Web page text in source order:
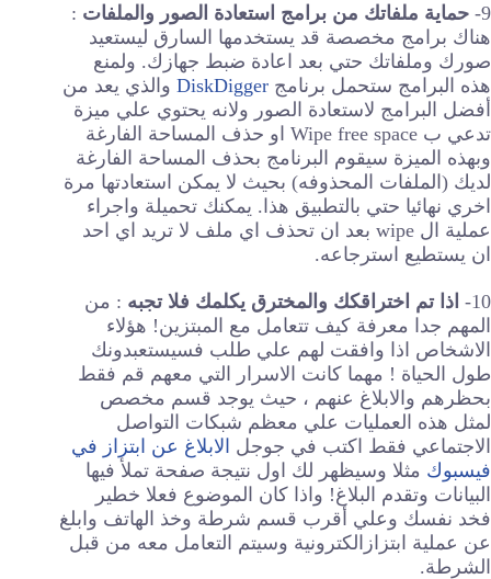
9- حماية ملفاتك من برامج استعادة الصور والملفات :
هناك برامج مخصصة قد يستخدمها السارق ليستعيد
صورك وملفاتك حتي بعد اعادة ضبط جهازك. ولمنع
هذه البرامج ستحمل برنامج DiskDigger والذي يعد من
أفضل البرامج لاستعادة الصور ولانه يحتوي علي ميزة
تدعي ب Wipe free space او حذف المساحة الفارغة
وبهذه الميزة سيقوم البرنامج بحذف المساحة الفارغة
لديك (الملفات المحذوفه) بحيث لا يمكن استعادتها مرة
اخري نهائيا حتي بالتطبيق هذا. يمكنك تحميلة واجراء
عملية ال wipe بعد ان تحذف اي ملف لا تريد اي احد
ان يستطيع استرجاعه.
10- اذا تم اختراقكك والمخترق يكلمك فلا تجبه : من
المهم جدا معرفة كيف تتعامل مع المبتزين! هؤلاء
الاشخاص اذا وافقت لهم علي طلب فسيستعبدونك
طول الحياة ! مهما كانت الاسرار التي معهم قم فقط
بحظرهم والابلاغ عنهم ، حيث يوجد قسم مخصص
لمثل هذه العمليات علي معظم شبكات التواصل
الاجتماعي فقط اكتب في جوجل الابلاغ عن ابتزاز في
فيسبوك مثلا وسيظهر لك اول نتيجة صفحة تملأ فيها
البيانات وتقدم البلاغ! واذا كان الموضوع فعلا خطير
فخد نفسك وعلي أقرب قسم شرطة وخذ الهاتف وابلغ
عن عملية ابتزازالكترونية وسيتم التعامل معه من قبل
الشرطة.